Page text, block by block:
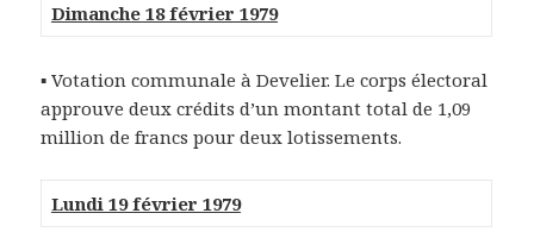
Dimanche 18 février 1979
▪ Votation communale à Develier. Le corps électoral
approuve deux crédits d’un montant total de 1,09
million de francs pour deux lotissements.
Lundi 19 février 1979